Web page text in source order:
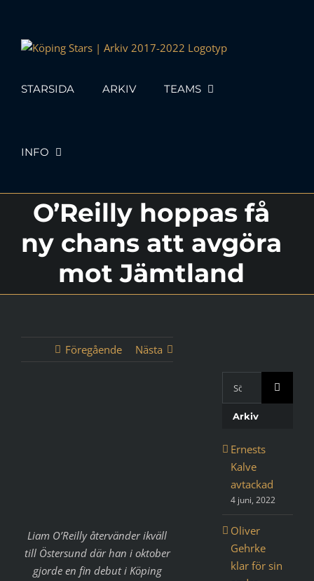
content
STARSIDA ARKIV TEAMS
INFO
O’Reilly hoppas få
ny chans att avgöra
mot Jämtland
Föregående Nästa
Liam O’Reilly återvänder ikväll
till Östersund där han i oktober
gjorde en fin debut i Köping
Google:
Arkiv
Ernests
Kalve
avtackad
4 juni, 2022
Oliver
Gehrke
klar för sin